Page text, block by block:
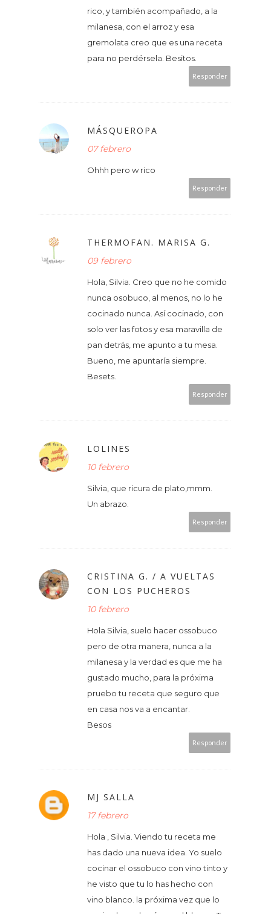
rico, y también acompañado, a la
milanesa, con el arroz y esa
gremolata creo que es una receta
para no perdérsela. Besitos.
Responder
MÁSQUEROPA
07 febrero
Ohhh pero w rico
Responder
THERMOFAN. MARISA G.
09 febrero
Hola, Silvia. Creo que no he comido
nunca osobuco, al menos, no lo he
cocinado nunca. Así cocinado, con
solo ver las fotos y esa maravilla de
pan detrás, me apunto a tu mesa.
Bueno, me apuntaría siempre.
Besets.
Responder
LOLINES
10 febrero
Silvia, que ricura de plato,mmm.
Un abrazo.
Responder
CRISTINA G. / A VUELTAS
CON LOS PUCHEROS
10 febrero
Hola Silvia, suelo hacer ossobuco
pero de otra manera, nunca a la
milanesa y la verdad es que me ha
gustado mucho, para la próxima
pruebo tu receta que seguro que
en casa nos va a encantar.
Besos
Responder
MJ SALLA
17 febrero
Hola , Silvia. Viendo tu receta me
has dado una nueva idea. Yo suelo
cocinar el ossobuco con vino tinto y
he visto que tu lo has hecho con
vino blanco. la próxima vez que lo